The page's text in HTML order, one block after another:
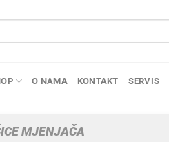
O NAMA KONTAKT SERVIS
MJENJAČA